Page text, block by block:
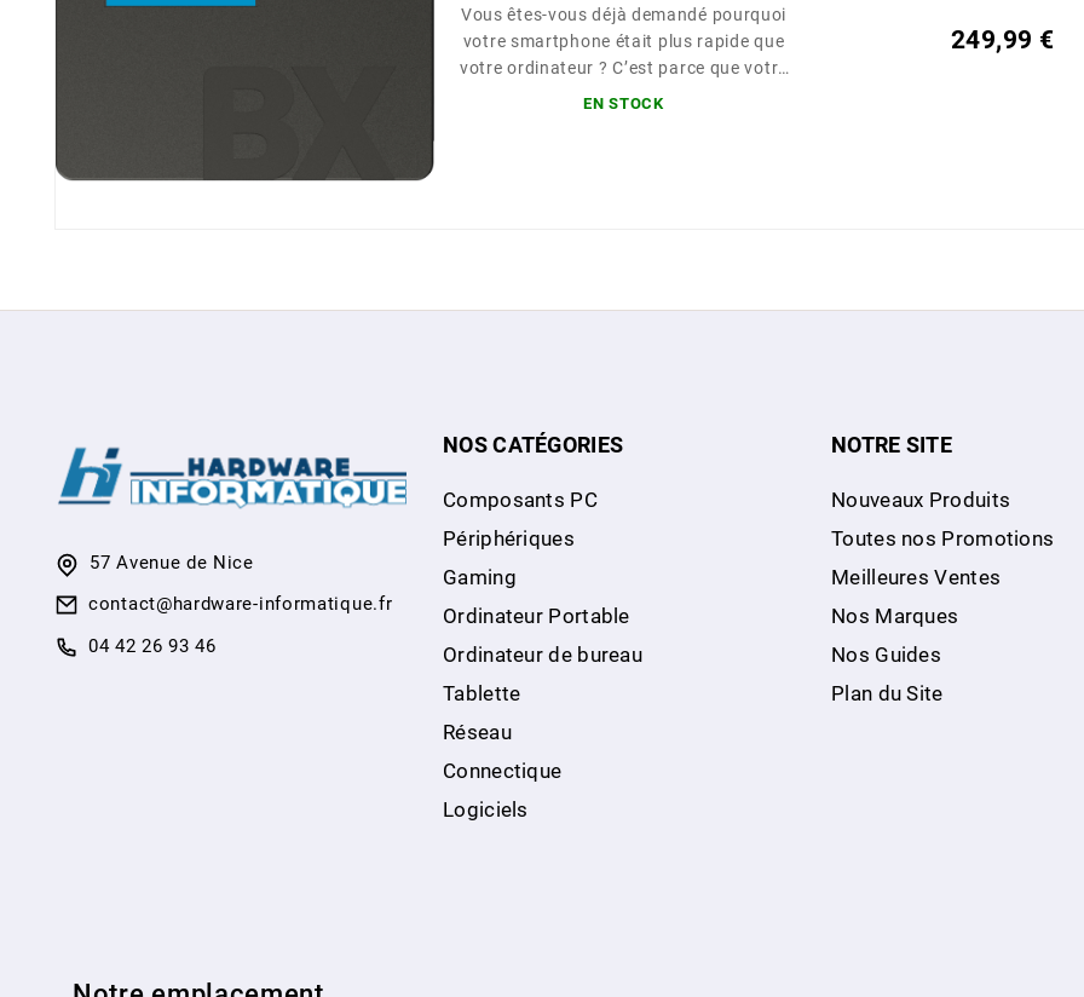
Vous êtes-vous déjà demandé pourquoi
votre smartphone était plus rapide que
votre ordinateur ? C’est parce que votre
téléphone fonctionne avec de la mémoire
EN STOCK
249,99 €
57 Avenue de Nice
contact@hardware-informatique.fr
04 42 26 93 46
NOS CATÉGORIES
Composants PC
Périphériques
Gaming
Ordinateur Portable
Ordinateur de bureau
Tablette
Réseau
Connectique
Logiciels
NOTRE SITE
Nouveaux Produits
Toutes nos Promotions
Meilleures Ventes
Nos Marques
Nos Guides
Plan du Site